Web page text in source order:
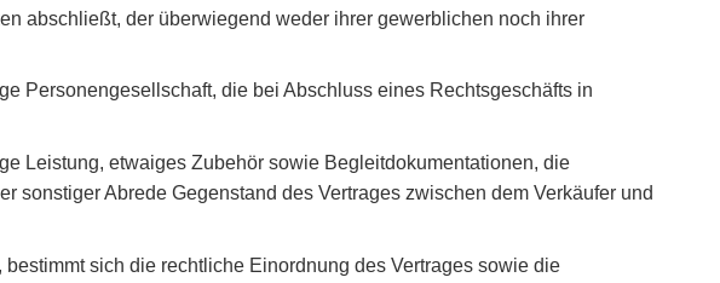
abschließt, der überwiegend weder ihrer gewerblichen noch ihrer
Personengesellschaft, die bei Abschluss eines Rechtsgeschäfts in
Leistung, etwaiges Zubehör sowie Begleitdokumentationen, die
Abrede Gegenstand des Vertrages zwischen dem Verkäufer und
sich die rechtliche Einordnung des Vertrages sowie die